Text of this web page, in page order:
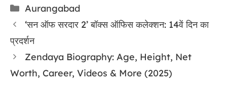
Categories
Aurangabad
‘सन ऑफ सरदार 2’ बॉक्स ऑफिस कलेक्शन: 14वें दिन का
प्रदर्शन
Zendaya Biography: Age, Height, Net
Worth, Career, Videos & More (2025)